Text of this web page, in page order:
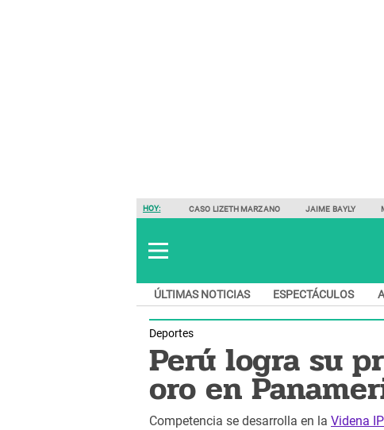
HOY: CASO LIZETH MARZANO JAIME BAYLY
ÚLTIMAS NOTICIAS ESPECTÁCULOS
Deportes
Perú logra su
oro en
Competencia se desarrolla en la Videna